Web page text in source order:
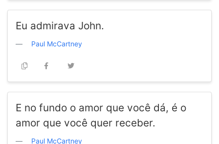
Eu admirava John.
Paul McCartney
E no fundo o amor que você dá, é o
amor que você quer receber.
Paul McCartney